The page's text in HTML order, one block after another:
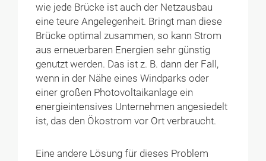
wie jede Brücke ist auch der Netzausbau
eine teure Angelegenheit. Bringt man diese
Brücke optimal zusammen, so kann Strom
aus erneuerbaren Energien sehr günstig
genutzt werden. Das ist z. B. dann der Fall,
wenn in der Nähe eines Windparks oder
einer großen Photovoltaikanlage ein
energieintensives Unternehmen angesiedelt
ist, das den Ökostrom vor Ort verbraucht.
Eine andere Lösung für dieses Problem